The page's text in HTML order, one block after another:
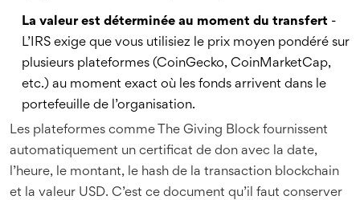
La valeur est déterminée au moment du transfert -
L’IRS exige que vous utilisiez le prix moyen pondéré sur
plusieurs plateformes (CoinGecko, CoinMarketCap,
etc.) au moment exact où les fonds arrivent dans le
portefeuille de l’organisation.
Les plateformes comme The Giving Block fournissent
automatiquement un certificat de don avec la date,
l’heure, le montant, le hash de la transaction blockchain
et la valeur USD. C’est ce document qu’il faut conserver